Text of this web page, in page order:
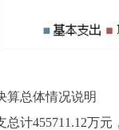
总体情况说明
455711.12万元